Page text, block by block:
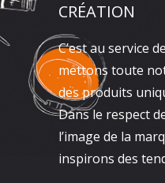
CRÉATION
C’est au service
mettons toute
des produits
Dans le respect
l’image de la
inspirons des